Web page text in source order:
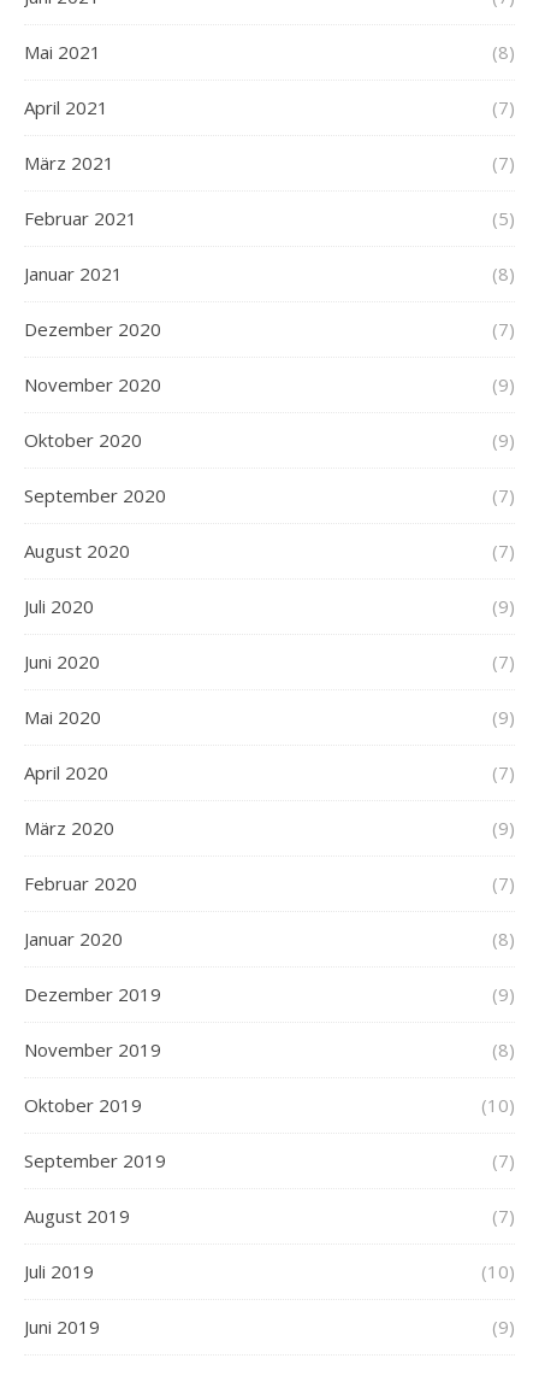
Mai 2021 (8)
April 2021 (7)
März 2021 (7)
Februar 2021 (5)
Januar 2021 (8)
Dezember 2020 (7)
November 2020 (9)
Oktober 2020 (9)
September 2020 (7)
August 2020 (7)
Juli 2020 (9)
Juni 2020 (7)
Mai 2020 (9)
April 2020 (7)
März 2020 (9)
Februar 2020 (7)
Januar 2020 (8)
Dezember 2019 (9)
November 2019 (8)
Oktober 2019 (10)
September 2019 (7)
August 2019 (7)
Juli 2019 (10)
Juni 2019 (9)